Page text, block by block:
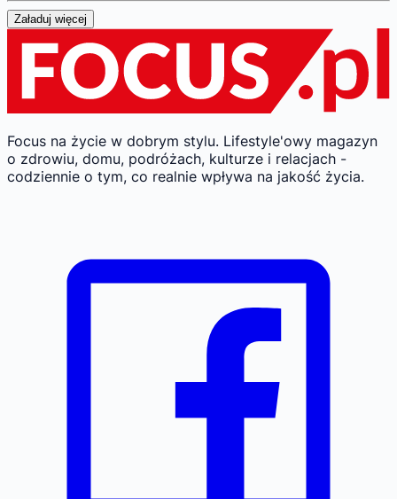
Załaduj więcej
Focus na życie w dobrym stylu. Lifestyle'owy magazyn
o zdrowiu, domu, podróżach, kulturze i relacjach -
codziennie o tym, co realnie wpływa na jakość życia.